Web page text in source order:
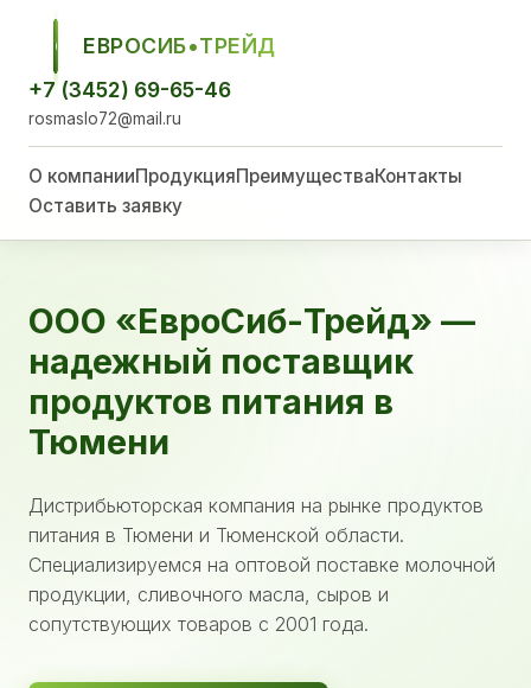
ЕСТ
ЕВРОСИБ•ТРЕЙД
+7 (3452) 69-65-46
rosmaslo72@mail.ru
О компанииПродукцияПреимуществаКонтакты
Оставить заявку
ООО «ЕвроСиб-Трейд» —
надежный поставщик
продуктов питания в
Тюмени
Дистрибьюторская компания на рынке продуктов
питания в Тюмени и Тюменской области.
Специализируемся на оптовой поставке молочной
продукции, сливочного масла, сыров и
сопутствующих товаров с 2001 года.